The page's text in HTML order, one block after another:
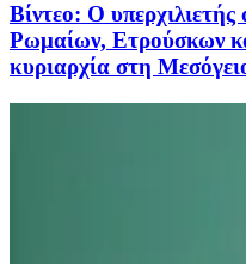
Βίντεο: Ο
Ρωμαίων, Ετρούσκων
κυριαρχία στη